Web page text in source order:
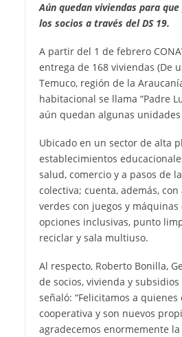
Aún quedan viviendas para
los socios a través del DS 19.
A partir del 1 de febrero
entrega de 168 viviendas (De
Temuco, región de la
habitacional se llama “Padre
aún quedan algunas
Ubicado en un sector de alta
establecimientos
salud, comercio y a pasos de
colectiva; cuenta, además,
verdes con juegos y máquinas
opciones inclusivas, punto
reciclar y sala multiuso.
Al respecto, Roberto Bonilla,
de socios, vivienda y subsidios
señaló: “Felicitamos a
cooperativa y son nuevos
agradecemos enormemente